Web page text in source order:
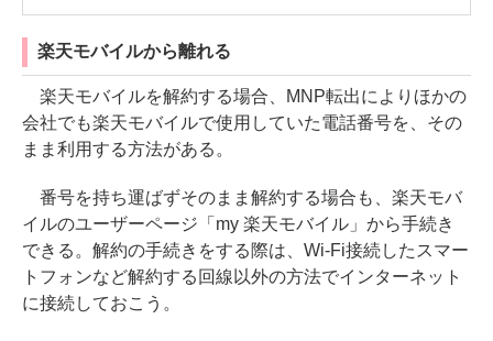
楽天モバイルから離れる
楽天モバイルを解約する場合、MNP転出によりほかの
会社でも楽天モバイルで使用していた電話番号を、その
まま利用する方法がある。
番号を持ち運ばずそのまま解約する場合も、楽天モバ
イルのユーザーページ「my 楽天モバイル」から手続き
できる。解約の手続きをする際は、Wi-Fi接続したスマー
トフォンなど解約する回線以外の方法でインターネット
に接続しておこう。